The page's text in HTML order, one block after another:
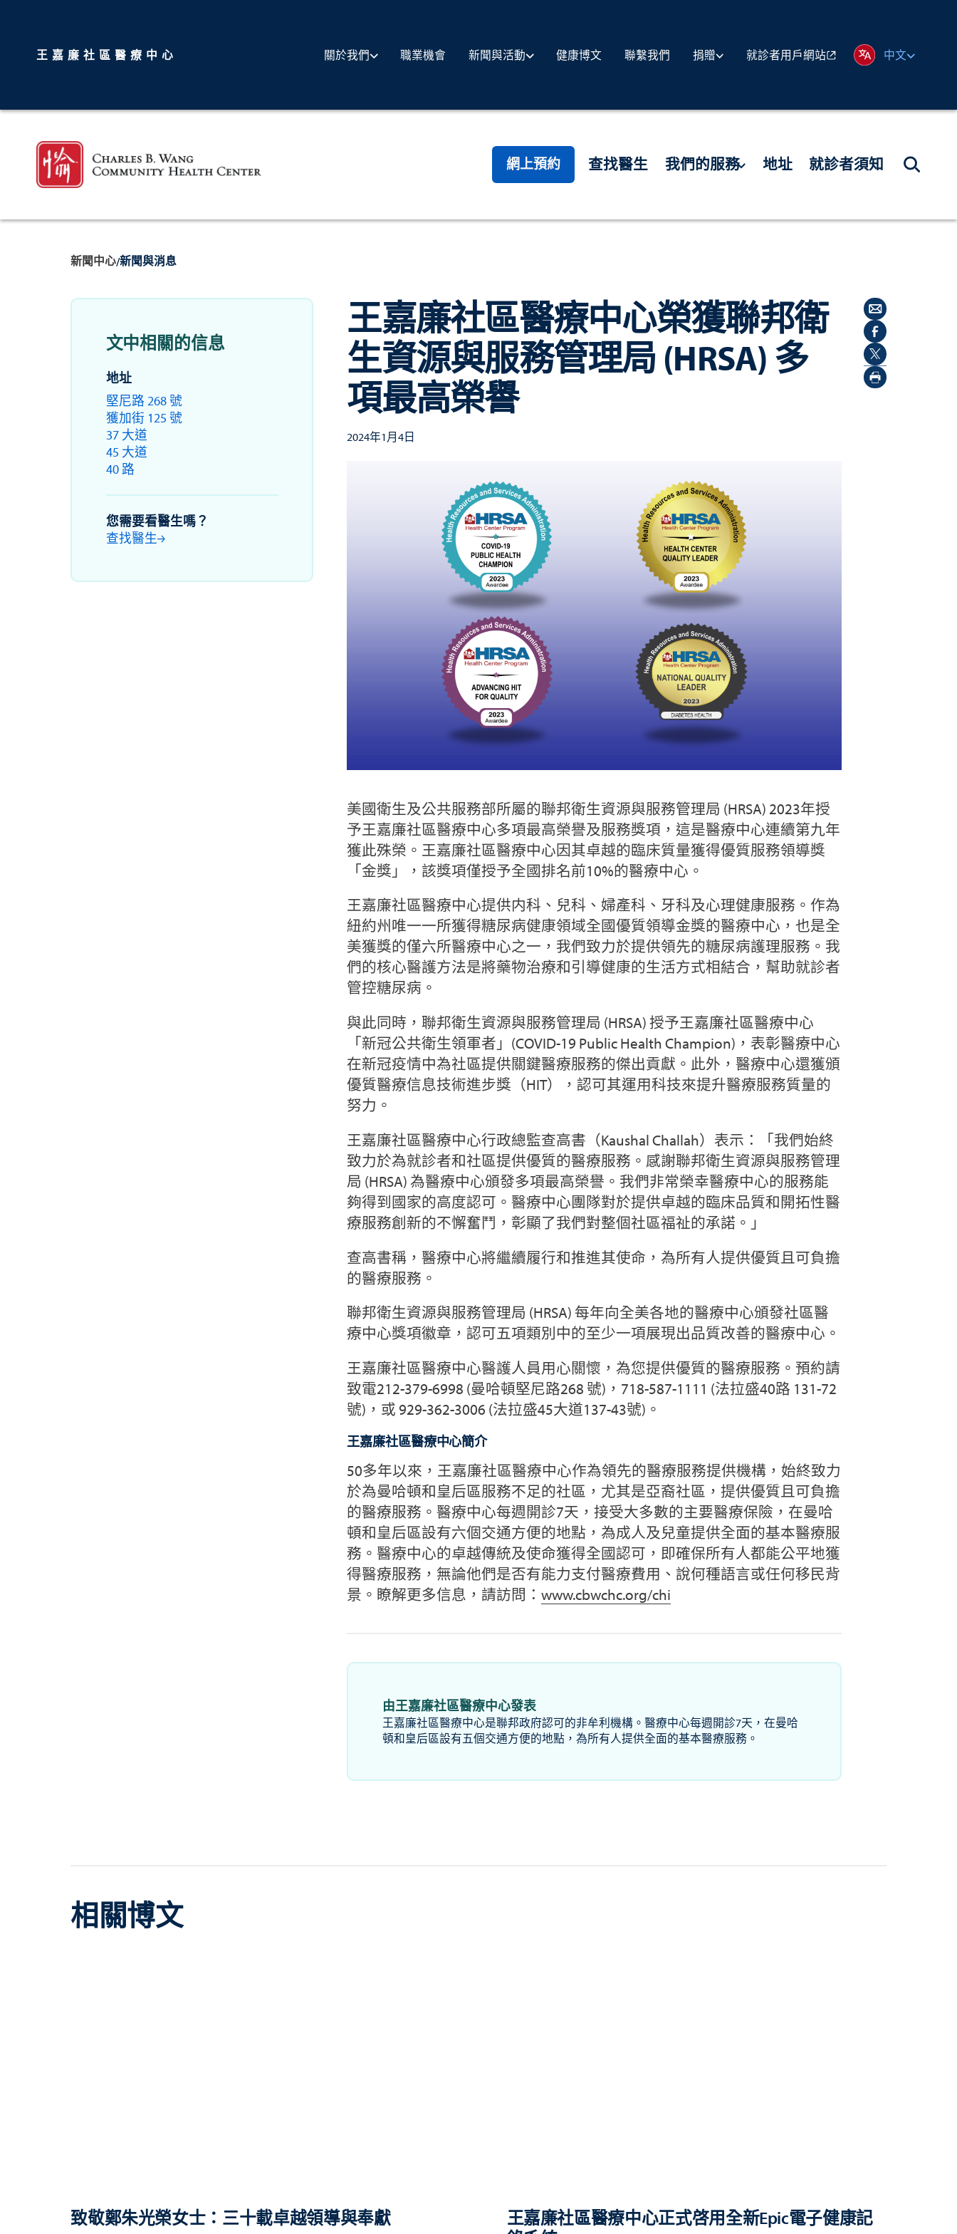
王嘉廉社區醫療中心 關於我們 職業機會 新聞與活動 健康博文 聯繫我們 捐贈 就診者用戶網站 中文
網上預約 查找醫生 我們的服務 地址 就診者須知
新聞中心/新聞與消息
文中相關的信息
地址
堅尼路 268 號
獲加街 125 號
37 大道
45 大道
40 路
您需要看醫生嗎？
查找醫生
王嘉廉社區醫療中心榮獲聯邦衛
生資源與服務管理局 (HRSA) 多
項最高榮譽
2024年1月4日
美國衛生及公共服務部所屬的聯邦衛生資源與服務管理局 (HRSA) 2023年授
予王嘉廉社區醫療中心多項最高榮譽及服務獎項，這是醫療中心連續第九年
獲此殊榮。王嘉廉社區醫療中心因其卓越的臨床質量獲得優質服務領導獎
「金獎」，該獎項僅授予全國排名前10%的醫療中心。
王嘉廉社區醫療中心提供内科、兒科、婦產科、牙科及心理健康服務。作為
紐約州唯一一所獲得糖尿病健康領域全國優質領導金獎的醫療中心，也是全
美獲獎的僅六所醫療中心之一，我們致力於提供領先的糖尿病護理服務。我
們的核心醫護方法是將藥物治療和引導健康的生活方式相結合，幫助就診者
管控糖尿病。
與此同時，聯邦衛生資源與服務管理局 (HRSA) 授予王嘉廉社區醫療中心
「新冠公共衛生領軍者」(COVID-19 Public Health Champion)，表彰醫療中心
在新冠疫情中為社區提供關鍵醫療服務的傑出貢獻。此外，醫療中心還獲頒
優質醫療信息技術進步獎（HIT），認可其運用科技來提升醫療服務質量的
努力。
王嘉廉社區醫療中心行政總監查高書（Kaushal Challah）表示：「我們始終
致力於為就診者和社區提供優質的醫療服務。感謝聯邦衛生資源與服務管理
局 (HRSA) 為醫療中心頒發多項最高榮譽。我們非常榮幸醫療中心的服務能
夠得到國家的高度認可。醫療中心團隊對於提供卓越的臨床品質和開拓性醫
療服務創新的不懈奮鬥，彰顯了我們對整個社區福祉的承諾。」
查高書稱，醫療中心將繼續履行和推進其使命，為所有人提供優質且可負擔
的醫療服務。
聯邦衛生資源與服務管理局 (HRSA) 每年向全美各地的醫療中心頒發社區醫
療中心獎項徽章，認可五項類別中的至少一項展現出品質改善的醫療中心。
王嘉廉社區醫療中心醫護人員用心關懷，為您提供優質的醫療服務。預約請
致電212-379-6998 (曼哈頓堅尼路268 號)，718-587-1111 (法拉盛40路 131-72
號)，或 929-362-3006 (法拉盛45大道137-43號)。
王嘉廉社區醫療中心簡介
50多年以來，王嘉廉社區醫療中心作為領先的醫療服務提供機構，始終致力
於為曼哈頓和皇后區服務不足的社區，尤其是亞裔社區，提供優質且可負擔
的醫療服務。醫療中心每週開診7天，接受大多數的主要醫療保險，在曼哈
頓和皇后區設有六個交通方便的地點，為成人及兒童提供全面的基本醫療服
務。醫療中心的卓越傳統及使命獲得全國認可，即確保所有人都能公平地獲
得醫療服務，無論他們是否有能力支付醫療費用、說何種語言或任何移民背
景。瞭解更多信息，請訪問：www.cbwchc.org/chi
由王嘉廉社區醫療中心發表
王嘉廉社區醫療中心是聯邦政府認可的非牟利機構。醫療中心每週開診7天，在曼哈
頓和皇后區設有五個交通方便的地點，為所有人提供全面的基本醫療服務。
相關博文
致敬鄭朱光榮女士：三十載卓越領導與奉獻
王嘉廉社區醫療中心正式啓用全新Epic電子健康記